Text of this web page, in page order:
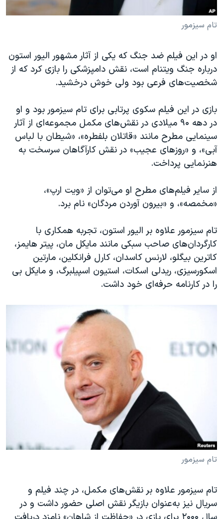
تام سیزمور
او در این فیلم ضد جنگ که یکی از آثار مشهور الیور استون
درباره جنگ ویتنام است، نقش دامپزشکی را بازی کرد که از
شخصیت‌های فرعی بود ولی خوش درخشید.
بازی در این فیلم سکوی پرتابی برای تام سیزمور بود و او
در دهه ۹۰ میلادی در نقش‌های مکمل مجموعه‌ای از آثار
سینمایی مطرح مانند «قاتلان بلفطره»، «شیطان با لباس
آبی»، و «روزهای عجیب» در نقش کارآگاهان سرسخت به
هنرنمایی پرداخت.
از سایر فیلم‌های مطرح او می‌توان از «ویت ارپ»،
«مخمصه»، و «بیرون آوردن مردگان» نام برد.
تام سیزمور علاوه بر الیور استون، تجربه همکاری با
کارگردان‌های صاحب سبکی مانند مایکل مان، پیتر هایمز،
کاترین بیگلو، لارنس کاسدان، کارل فرانکلین، مارتین
اسکورسیزی، ریدلی اسکات، استیون اسپیلبرگ، و مایکل بی
را در کارنامه حرفه‌ای خود داشت.
تام سیزمور
تام سیزمور علاوه بر نقش‌های مکمل، در چند فیلم و
سریال نیز به‌عنوان بازیگر نقش اصلی حضور داشت و در